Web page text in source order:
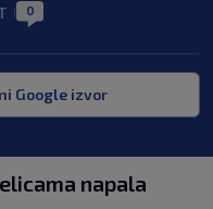
0
Google izvor
napala